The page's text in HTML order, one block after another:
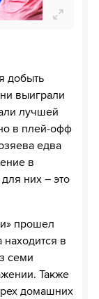
добыть
выиграли
лучшей
в плей-офф
едва
в
них – это
прошел
в
семи
Также
домашних